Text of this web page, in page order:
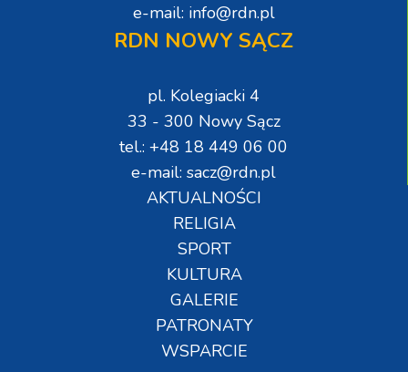
e-mail: info@rdn.pl
RDN NOWY SĄCZ
pl. Kolegiacki 4
33 - 300 Nowy Sącz
tel.: +48 18 449 06 00
e-mail: sacz@rdn.pl
AKTUALNOŚCI
RELIGIA
SPORT
KULTURA
GALERIE
PATRONATY
WSPARCIE